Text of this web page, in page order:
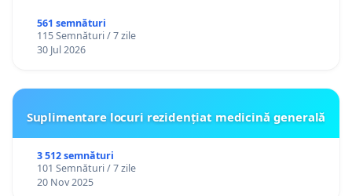
561 semnături
115 Semnături / 7 zile
30 Jul 2026
Suplimentare locuri rezidențiat medicină generală
3 512 semnături
101 Semnături / 7 zile
20 Nov 2025